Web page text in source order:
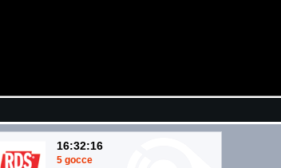
16:32:16
5 gocce